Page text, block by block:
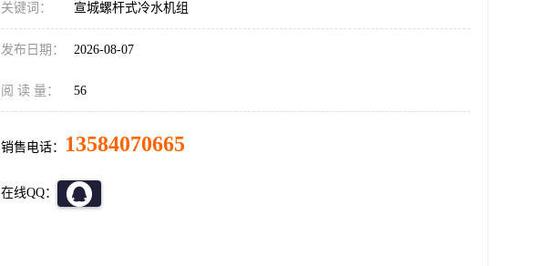
关键词： 宣城螺杆式冷水机组
发布日期： 2026-08-07
阅 读 量： 56
销售电话： 13584070665
在线QQ：